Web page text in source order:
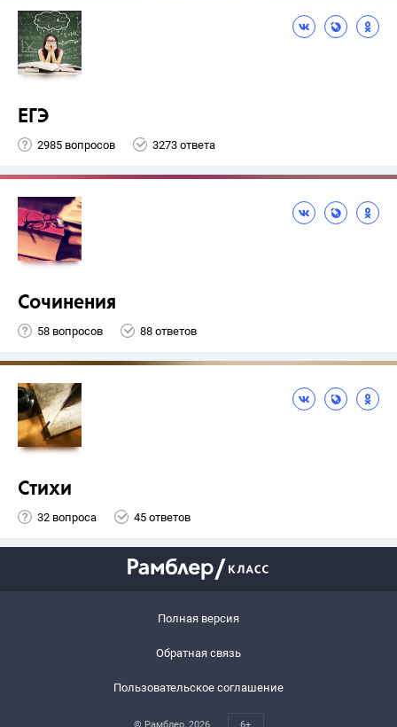
ЕГЭ
2985 вопросов 3273 ответа
Сочинения
58 вопросов 88 ответов
Стихи
32 вопроса 45 ответов
Полная версия
Обратная связь
Пользовательское соглашение